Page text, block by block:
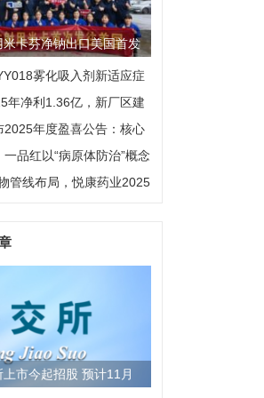
卡芬净钠出口美国首发
键一步雾化吸入剂新适应症
年净利1.36亿，新厂区建
2025年度盈喜公告：核心
品红以“病原体防治”概念
管线布局，悦康药业2025
市今起招股 预计11月